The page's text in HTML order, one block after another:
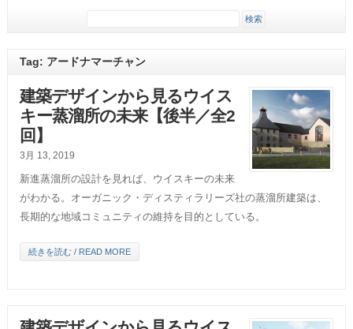
Tag: アードナマーチャン
建築デザインから見るウイス
キー蒸溜所の未来【後半／全2
回】
3月 13, 2019
新進蒸溜所の設計を見れば、ウイスキーの未来
がわかる。オーガニック・ディスティラリーズ社の蒸溜所建築は、
長期的な地域コミュニティの維持を目的としている。
続きを読む / READ MORE